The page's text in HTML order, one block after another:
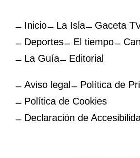
Inicio La Isla Gaceta
Deportes
El tiempo
La Guía
Editorial
Aviso legal
Política de
Política de Cookies
Declaración de